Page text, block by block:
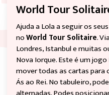
World Tour
Ajuda a Lola a seguir os
noWorld Tour Solitaire.
Londres, Istanbul e muitas
Nova Iorque. Este é um
mover todas as cartas para
Ás ao Rei. No tabuleiro,